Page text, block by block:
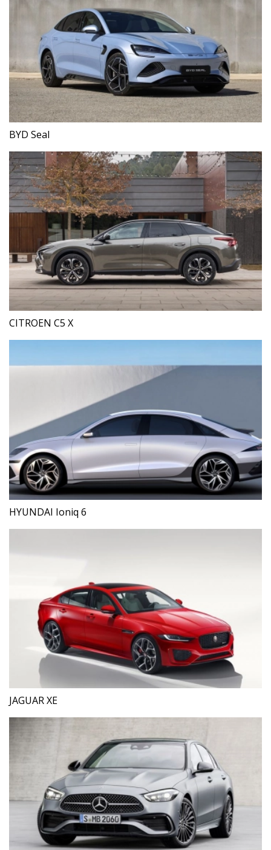
BYD Seal
CITROEN C5 X
HYUNDAI Ioniq 6
JAGUAR XE